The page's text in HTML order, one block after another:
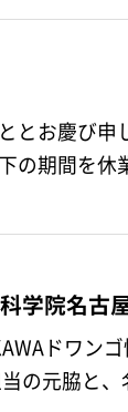
お慶び申
学院名古
ドワン
用担当の元